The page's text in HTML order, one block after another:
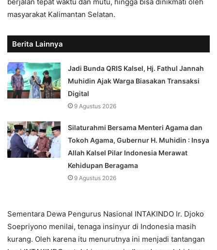
berjalan tepat waktu dan mutu, hingga bisa dinikmati oleh
masyarakat Kalimantan Selatan.
Berita Lainnya
Jadi Bunda QRIS Kalsel, Hj. Fathul Jannah
Muhidin Ajak Warga Biasakan Transaksi
Digital
9 Agustus 2026
Silaturahmi Bersama Menteri Agama dan
Tokoh Agama, Gubernur H. Muhidin : Insya
Allah Kalsel Pilar Indonesia Merawat
Kehidupan Beragama
9 Agustus 2026
Sementara Dewa Pengurus Nasional INTAKINDO Ir. Djoko
Soepriyono menilai, tenaga insinyur di Indonesia masih
kurang. Oleh karena itu menurutnya ini menjadi tantangan